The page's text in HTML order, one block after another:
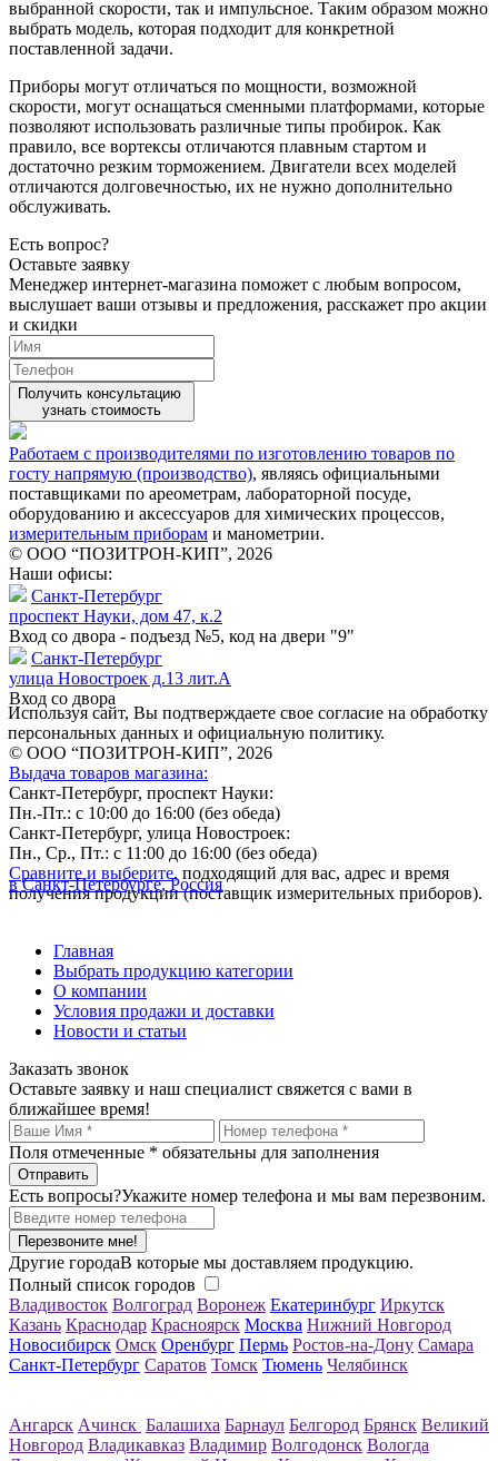
выбранной скорости, так и импульсное. Таким образом можно
выбрать модель, которая подходит для конкретной
поставленной задачи.
Приборы могут отличаться по мощности, возможной
скорости, могут оснащаться сменными платформами, которые
позволяют использовать различные типы пробирок. Как
правило, все вортексы отличаются плавным стартом и
достаточно резким торможением. Двигатели всех моделей
отличаются долговечностью, их не нужно дополнительно
обслуживать.
Есть вопрос?
Оставьте заявку
Менеджер интернет-магазина поможет с любым вопросом,
выслушает ваши отзывы и предложения, расскажет про акции
и скидки
Получить консультацию
узнать стоимость
Работаем с производителями по изготовлению товаров по
госту напрямую (производство), являясь официальными
поставщиками по ареометрам, лабораторной посуде,
оборудованию и аксессуаров для химических процессов,
измерительным приборам и манометрии.
© ООО “ПОЗИТРОН-КИП”, 2026
Наши офисы:
Санкт-Петербург
проспект Науки, дом 47, к.2
Вход со двора - подъезд №5, код на двери "9"
Санкт-Петербург
улица Новостроек д.13 лит.А
Вход со двора
Используя сайт, Вы подтверждаете свое согласие на обработку
персональных данных и официальную политику.
© ООО “ПОЗИТРОН-КИП”, 2026
Выдача товаров магазина:
Санкт-Петербург, проспект Науки:
Пн.-Пт.: с 10:00 до 16:00 (без обеда)
Санкт-Петербург, улица Новостроек:
Пн., Ср., Пт.: с 11:00 до 16:00 (без обеда)
Сравните и выберите, подходящий для вас, адрес и время
получения продукции (поставщик измерительных приборов).
в Санкт-Петербурге, Россия
Главная
Выбрать продукцию категории
О компании
Условия продажи и доставки
Новости и статьи
Заказать звонок
Оставьте заявку и наш специалист свяжется с вами в
ближайшее время!
Поля отмеченные * обязательны для заполнения
Есть вопросы?Укажите номер телефона и мы вам перезвоним.
Перезвоните мне!
Другие городаВ которые мы доставляем продукцию.
Полный список городов
Владивосток Волгоград Воронеж Екатеринбург Иркутск
Казань Краснодар Красноярск Москва Нижний Новгород
Новосибирск Омск Оренбург Пермь Ростов-на-Дону Самара
Санкт-Петербург Саратов Томск Тюмень Челябинск
Ангарск Ачинск Балашиха Барнаул Белгород Брянск Великий
Новгород Владикавказ Владимир Волгодонск Вологда